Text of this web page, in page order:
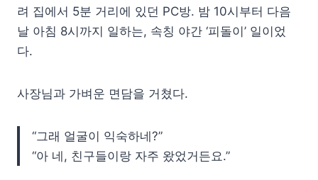
려 집에서 5분 거리에 있던 PC방. 밤 10시부터 다음
날 아침 8시까지 일하는, 속칭 야간 ‘피돌이’ 일이었
다.
사장님과 가벼운 면담을 거쳤다.
“그래 얼굴이 익숙하네?”
“아 네, 친구들이랑 자주 왔었거든요.”